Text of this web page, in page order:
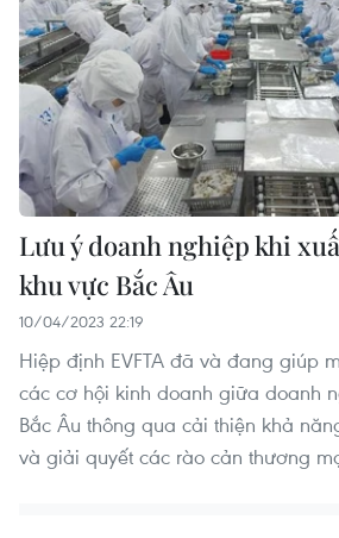
Lưu ý doanh nghiệp khi
khu vực Bắc Âu
10/04/2023 22:19
Hiệp định EVFTA đã và đang giúp
các cơ hội kinh doanh giữa doanh
Bắc Âu thông qua cải thiện khả
và giải quyết các rào cản thương